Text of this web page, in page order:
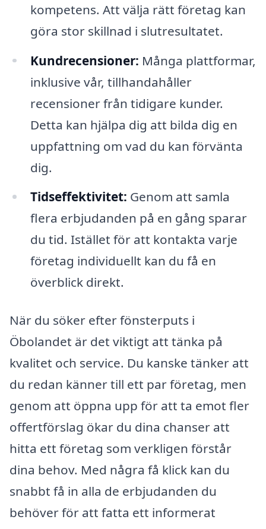
kompetens. Att välja rätt företag kan
göra stor skillnad i slutresultatet.
Kundrecensioner: Många plattformar,
inklusive vår, tillhandahåller
recensioner från tidigare kunder.
Detta kan hjälpa dig att bilda dig en
uppfattning om vad du kan förvänta
dig.
Tidseffektivitet: Genom att samla
flera erbjudanden på en gång sparar
du tid. Istället för att kontakta varje
företag individuellt kan du få en
överblick direkt.
När du söker efter fönsterputs i
Öbolandet är det viktigt att tänka på
kvalitet och service. Du kanske tänker att
du redan känner till ett par företag, men
genom att öppna upp för att ta emot fler
offertförslag ökar du dina chanser att
hitta ett företag som verkligen förstår
dina behov. Med några få klick kan du
snabbt få in alla de erbjudanden du
behöver för att fatta ett informerat